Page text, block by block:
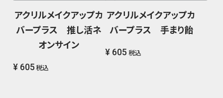
アクリルメイクアップカ
バープラス 推し活ネ
オンサイン
¥ 605 税込
アクリルメイクアップカ
バープラス 手まり飴
¥ 605 税込